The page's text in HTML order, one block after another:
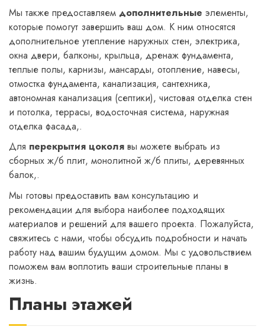
Мы также предоставляем дополнительные элементы,
которые помогут завершить ваш дом. К ним относятся
дополнительное утепление наружных стен, электрика,
окна двери, балконы, крыльца, дренаж фундамента,
теплые полы, карнизы, мансарды, отопление, навесы,
отмостка фундамента, канализация, сантехника,
автономная канализация (септики), чистовая отделка стен
и потолка, террасы, водосточная система, наружная
отделка фасада,.
Для перекрытия цоколя вы можете выбрать из
сборных ж/б плит, монолитной ж/б плиты, деревянных
балок,.
Мы готовы предоставить вам консультацию и
рекомендации для выбора наиболее подходящих
материалов и решений для вашего проекта. Пожалуйста,
свяжитесь с нами, чтобы обсудить подробности и начать
работу над вашим будущим домом. Мы с удовольствием
поможем вам воплотить ваши строительные планы в
жизнь.
Планы этажей